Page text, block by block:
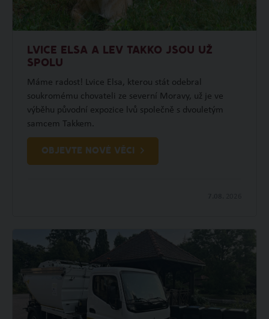
LVICE ELSA A LEV TAKKO JSOU UŽ
SPOLU
Máme radost! Lvice Elsa, kterou stát odebral
soukromému chovateli ze severní Moravy, už je ve
výběhu původní expozice lvů společně s dvouletým
samcem Takkem.
OBJEVTE NOVÉ VĚCI